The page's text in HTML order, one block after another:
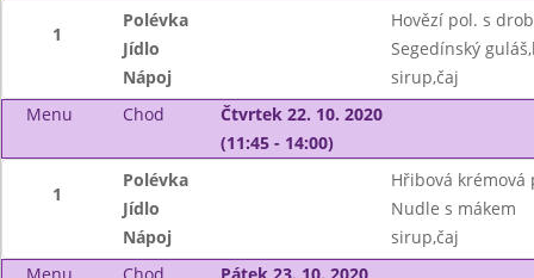
1
Polévka
Hovězí pol. s
Jídlo
Segedínský
Nápoj
sirup,čaj
Menu
Chod
Čtvrtek 22. 10. 2020
(11:45 - 14:00)
1
Polévka
Hřibová krémová
Jídlo
Nudle s mákem
Nápoj
sirup,čaj